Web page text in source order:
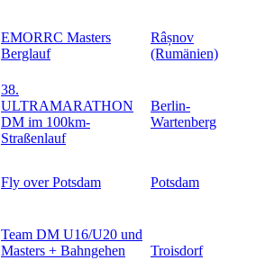
EMORRC Masters
Berglauf
Râșnov
(Rumänien)
38.
ULTRAMARATHON
DM im 100km-
Straßenlauf
Berlin-
Wartenberg
Fly over Potsdam Potsdam
Team DM U16/U20 und
Masters + Bahngehen
Troisdorf